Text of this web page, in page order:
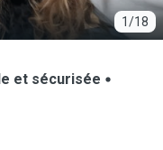
1/18
et sécurisée